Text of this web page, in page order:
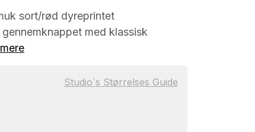
sort/rød dyreprintet
med klassisk
Studio´s Størrelses Guide